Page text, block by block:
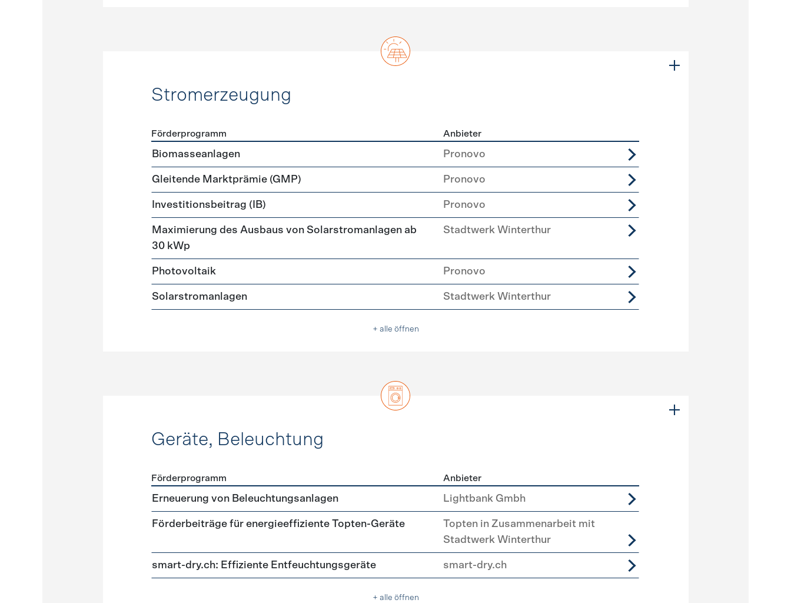
Stromerzeugung
Förderprogramme
Förderprogramm Anbieter
Biomasseanlagen Pronovo
Gleitende Marktprämie (GMP) Pronovo
Investitionsbeitrag (IB) Pronovo
Maximierung des Ausbaus von Solarstromanlagen ab
30 kWp
Stadtwerk Winterthur
Photovoltaik Pronovo
Solarstromanlagen Stadtwerk Winterthur
+ alle öffnen
Geräte, Beleuchtung
Förderprogramme Geräte, Beleuchtung
Förderprogramm Anbieter
Erneuerung von Beleuchtungsanlagen Lightbank Gmbh
Förderbeiträge für energieeffiziente Topten-Geräte
Topten in Zusammenarbeit mit
Stadtwerk Winterthur
smart-dry.ch: Effiziente Entfeuchtungsgeräte smart-dry.ch
+ alle öffnen